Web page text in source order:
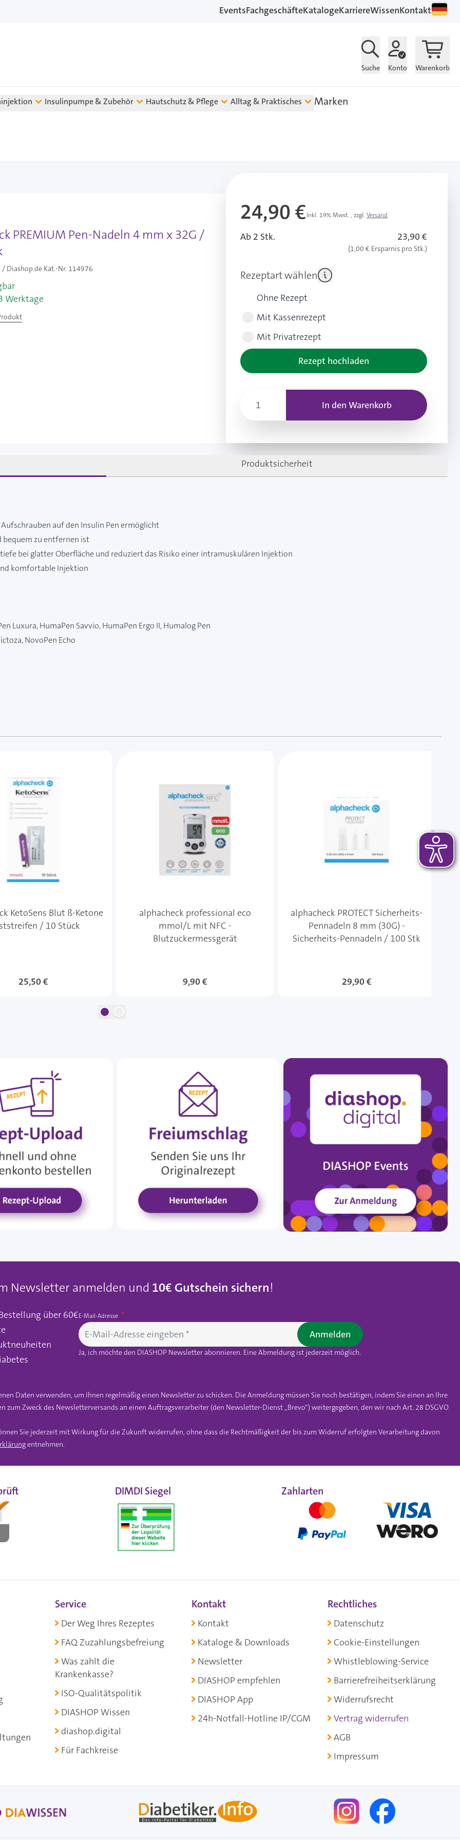
EventsFachgeschäfteKatalogeKarriereWissenKontakt
Suche Konto Warenkorb
Insulinpumpe & Zubehör Hautschutz & Pflege Alltag & Praktisches Marken
PREMIUM Pen-Nadeln 4 mm x 32G /
Diashop.de Kat.-Nr. 114976
Werktage
24,90 €Inkl. 19% Mwst. , zzgl. Versand
Ab 2 Stk. 23,90 €
(1,00 € Ersparnis pro Stk.)
Rezeptart wählen
Ohne Rezept
Mit Kassenrezept
Mit Privatrezept
Rezept hochladen
In den Warenkorb
Produktsicherheit
auf den Insulin Pen ermöglicht
bequem zu entfernen ist
bei glatter Oberfläche und reduziert das Risiko einer intramuskulären Injektion
komfortable Injektion
Luxura, HumaPen Savvio, HumaPen Ergo II, Humalog Pen
NovoPen Echo
KetoSens Blut ß-Ketone
/ 10 Stück
25,50 €
alphacheck professional eco
mmol/L mit NFC -
Blutzuckermessgerät
9,90 €
alphacheck PROTECT Sicherheits-
Pennadeln 8 mm (30G) -
Sicherheits-Pennadeln / 100 Stk
29,90 €
Newsletter anmelden und 10€ Gutschein sichern!
über 60€E-Mail-Adresse
Ja, ich möchte den DIASHOP Newsletter abonnieren. Eine Abmeldung ist jederzeit möglich.
Anmelden
Daten verwenden, um Ihnen regelmäßig einen Newsletter zu schicken. Die Anmeldung müssen Sie noch bestätigen, indem Sie einen an Ihre
zum Zweck des Newsletterversands an einen Auftragsverarbeiter (den Newsletter-Dienst „Brevo“) weitergegeben, den wir nach Art. 28 DSGVO
Sie jederzeit mit Wirkung für die Zukunft widerrufen, ohne dass die Rechtmäßigkeit der bis zum Widerruf erfolgten Verarbeitung davon
entnehmen.
DIMDI Siegel Zahlarten
Service
Der Weg Ihres Rezeptes
FAQ Zuzahlungsbefreiung
Was zahlt die
Krankenkasse?
ISO-Qualitätspolitik
DIASHOP Wissen
diashop.digital
Für Fachkreise
Kontakt
Kontakt
Kataloge & Downloads
Newsletter
DIASHOP empfehlen
DIASHOP App
24h-Notfall-Hotline IP/CGM
Rechtliches
Datenschutz
Cookie-Einstellungen
Whistleblowing-Service
Barrierefreiheitserklärung
Widerrufsrecht
Vertrag widerrufen
AGB
Impressum